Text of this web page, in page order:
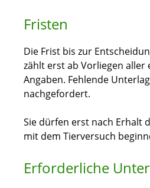
Fristen
Die Frist bis zur
zählt erst ab Vorliegen
Angaben. Fehlende
nachgefordert.
Sie dürfen erst nach Erhalt
mit dem Tierversuch
Erforderliche